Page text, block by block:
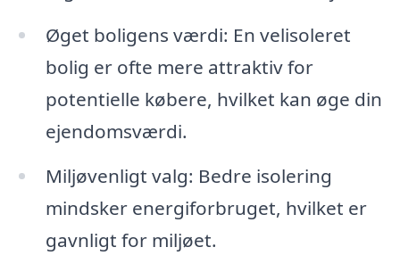
Øget boligens værdi: En velisoleret
bolig er ofte mere attraktiv for
potentielle købere, hvilket kan øge din
ejendomsværdi.
Miljøvenligt valg: Bedre isolering
mindsker energiforbruget, hvilket er
gavnligt for miljøet.